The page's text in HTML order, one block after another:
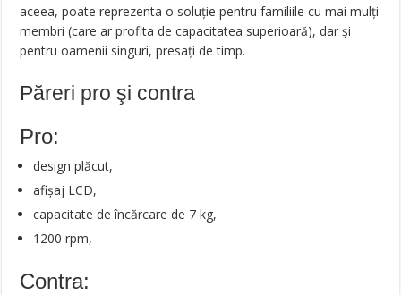
aceea, poate reprezenta o soluţie pentru familiile cu mai mulţi
membri (care ar profita de capacitatea superioară), dar şi
pentru oamenii singuri, presaţi de timp.
Păreri pro şi contra
Pro:
design plăcut,
afișaj LCD,
capacitate de încărcare de 7 kg,
1200 rpm,
Contra: